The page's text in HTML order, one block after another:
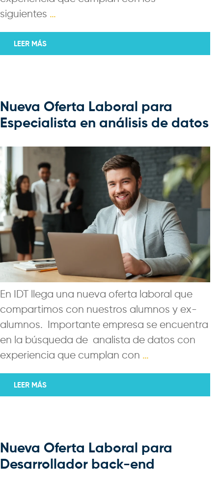
siguientes …
LEER MÁS
Nueva Oferta Laboral para
Especialista en análisis de datos
En IDT llega una nueva oferta laboral que
compartimos con nuestros alumnos y ex-
alumnos. Importante empresa se encuentra
en la búsqueda de analista de datos con
experiencia que cumplan con …
LEER MÁS
Nueva Oferta Laboral para
Desarrollador back-end